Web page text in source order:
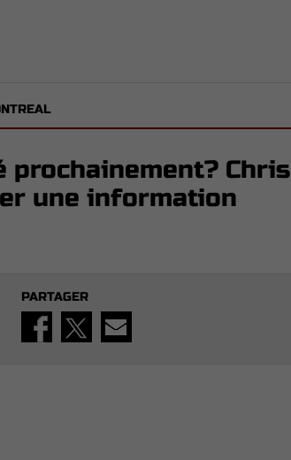
prochainement? Chris
une information
PARTAGER